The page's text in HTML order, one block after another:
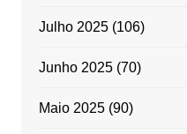
Julho 2025(106)
Junho 2025(70)
Maio 2025(90)